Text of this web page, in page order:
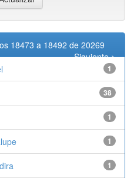
18473 a 18492 de 20269
Siguiente >
1
38
1
1
1